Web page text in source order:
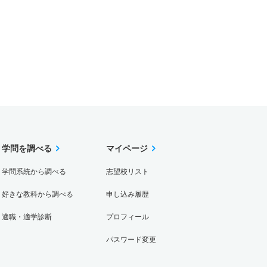
学問を調べる
学問系統から調べる
好きな教科から調べる
適職・適学診断
マイページ
志望校リスト
申し込み履歴
プロフィール
パスワード変更